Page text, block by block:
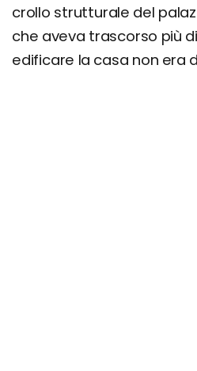
crollo strutturale del
che aveva trascorso più
edificare la casa non era